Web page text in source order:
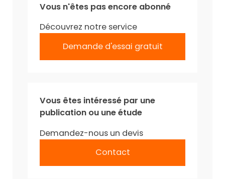
Vous n'êtes pas encore abonné
Découvrez notre service
Demande d'essai gratuit
Vous êtes intéressé par une
publication ou une étude
Demandez-nous un devis
Contact